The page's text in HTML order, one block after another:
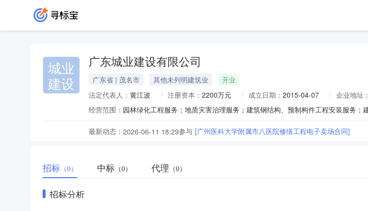
城业
建设
广东城业建设有限公司
广东省 | 茂名市 其他未列明建筑业
开业
法定代表人： 黄江波 注册资本： 2200万元 成立日期： 2015-04-07 企业地址：
经营范围：
最新动态： 2026-06-11 18:29参与 [广州医科大学附属市八医院修缮工程电子卖场合同]
招标 （0） 中标 （0） 代理 （0）
招标分析